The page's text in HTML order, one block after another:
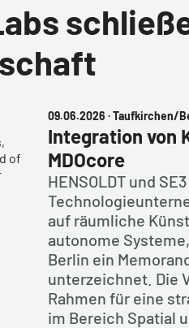
of
09.06.2026 · Taufkirchen/
Integration von
MDOcore
HENSOLDT und
auf räumliche
autonome
Berlin ein
unterzeichnet. Die
Rahmen für eine
im Bereich Spatial